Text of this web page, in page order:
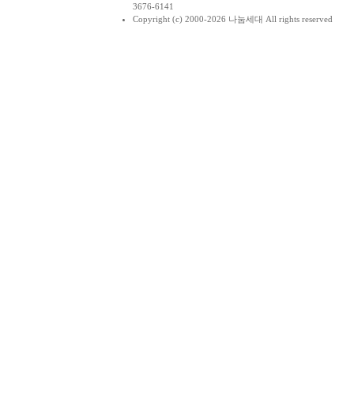
3676-6141
Copyright (c) 2000-2026 나눔세대 All rights reserved